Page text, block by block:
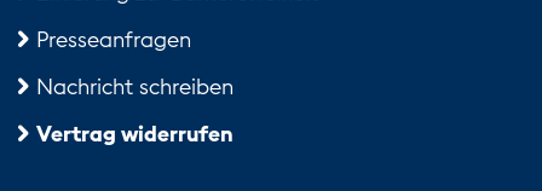
Zügen genießen.
Presseanfragen
Nachricht schreiben
Vertrag widerrufen